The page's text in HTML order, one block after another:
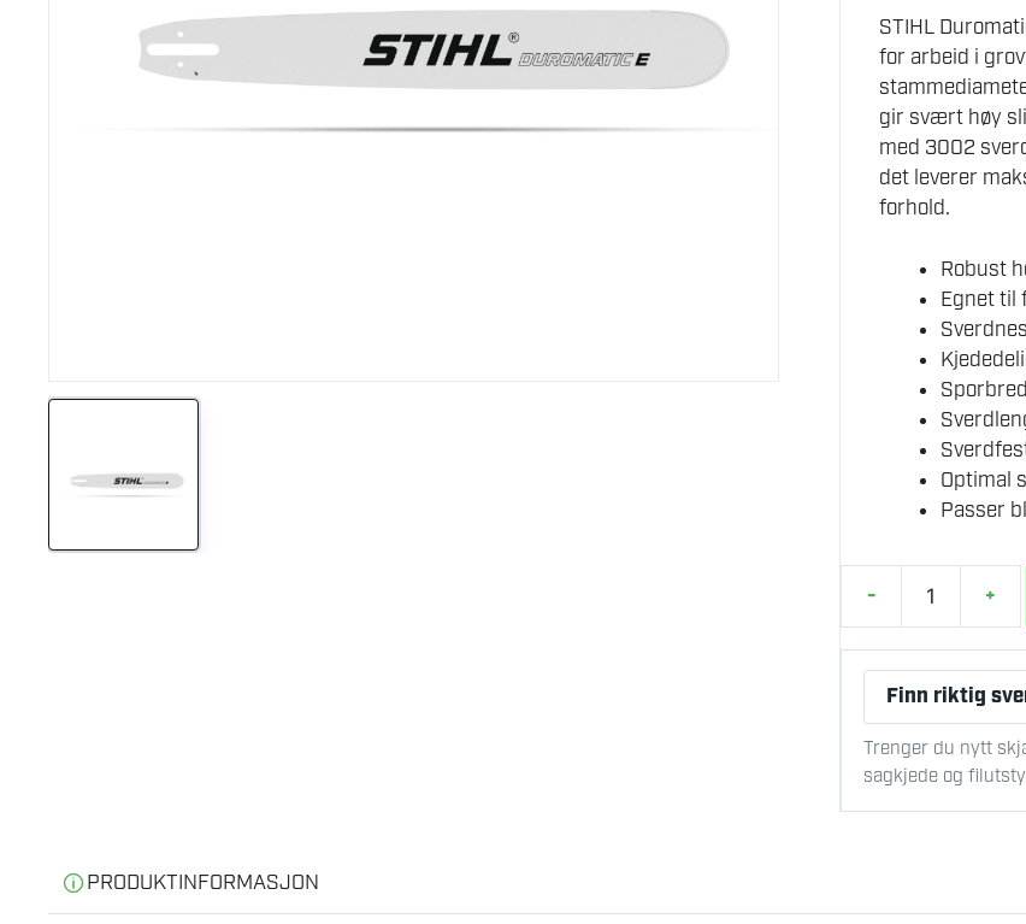
STIHL
for arbeid i
gir svært høy
med 3002
det leverer
forhold.
Robust
Egnet til
Optimal
Passer
-
SVERD
1.3
MM
CM
+
Finn riktig
Trenger du nytt
sagkjede og
PRODUKTINFORMASJON